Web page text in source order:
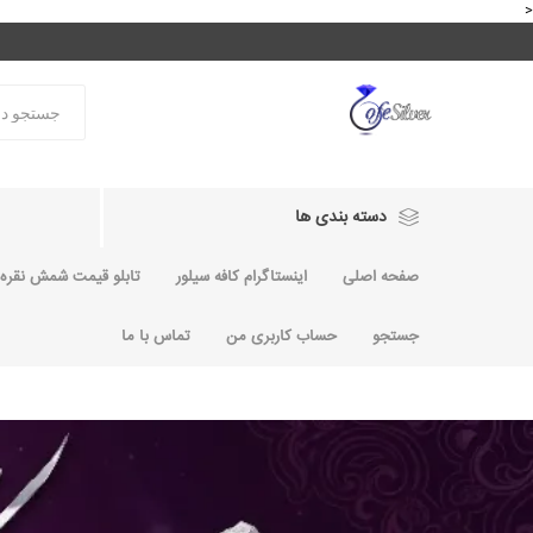
<
دسته بندی ها
صفحه اصلی اینستاگرام کافه سیلور تابلو قیمت شمش نقره
جستجو حساب کاربری من تماس با ما